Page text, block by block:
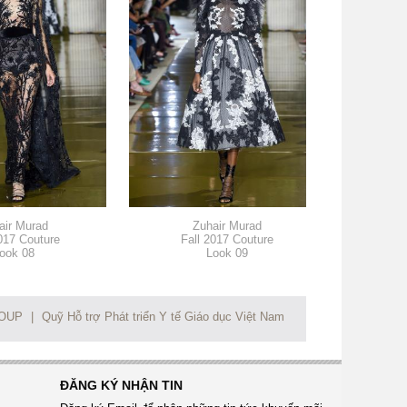
Murad
Couture
08
Zuhair Murad
Fall 2017 Couture
Look 09
Quỹ Hỗ trợ Phát triển Y tế Giáo dục Việt Nam
ĐĂNG KÝ NHẬN TIN